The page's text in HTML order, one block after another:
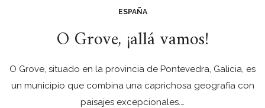
ESPAÑA
O Grove, ¡allá vamos!
O Grove, situado en la provincia de Pontevedra, Galicia, es
un municipio que combina una caprichosa geografía con
paisajes excepcionales.…